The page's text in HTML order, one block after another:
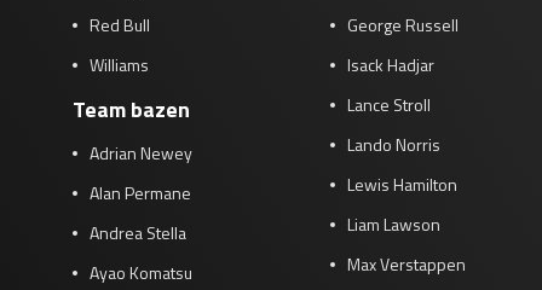
Red Bull
Williams
Team bazen
Adrian Newey
Alan Permane
Andrea Stella
Ayao Komatsu
George Russell
Isack Hadjar
Lance Stroll
Lando Norris
Lewis Hamilton
Liam Lawson
Max Verstappen